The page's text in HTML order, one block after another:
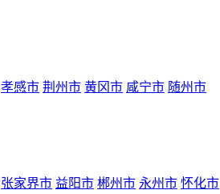
孝感市 荆州市 黄冈市 咸宁市 随州市
张家界市 益阳市 郴州市 永州市 怀化市